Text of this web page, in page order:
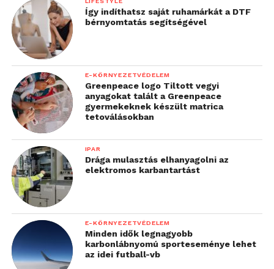
Így indíthatsz saját ruhamárkát a DTF
bérnyomtatás segítségével
E-KÖRNYEZETVÉDELEM
Greenpeace logo Tiltott vegyi
anyagokat talált a Greenpeace
gyermekeknek készült matrica
tetoválásokban
IPAR
Drága mulasztás elhanyagolni az
elektromos karbantartást
E-KÖRNYEZETVÉDELEM
Minden idők legnagyobb
karbonlábnyomú sporteseménye lehet
az idei futball-vb